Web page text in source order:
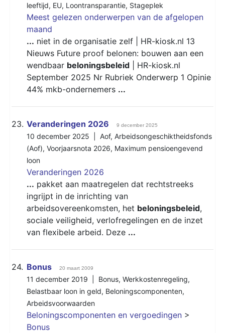
leeftijd, EU, Loontransparantie, Stageplek
Meest gelezen onderwerpen van de afgelopen
maand
... niet in de organisatie zelf | HR-kiosk.nl 13
Nieuws Future proof belonen: bouwen aan een
wendbaar beloningsbeleid | HR-kiosk.nl
September 2025 Nr Rubriek Onderwerp 1 Opinie
44% mkb-ondernemers ...
23. Veranderingen 2026 9 december 2025
10 december 2025 | Aof, Arbeidsongeschiktheidsfonds
(Aof), Voorjaarsnota 2026, Maximum pensioengevend
loon
Veranderingen 2026
... pakket aan maatregelen dat rechtstreeks
ingrijpt in de inrichting van
arbeidsovereenkomsten, het beloningsbeleid,
sociale veiligheid, verlofregelingen en de inzet
van flexibele arbeid. Deze ...
24. Bonus 20 maart 2009
11 december 2019 | Bonus, Werkkostenregeling,
Belastbaar loon in geld, Beloningscomponenten,
Arbeidsvoorwaarden
Beloningscomponenten en vergoedingen >
Bonus